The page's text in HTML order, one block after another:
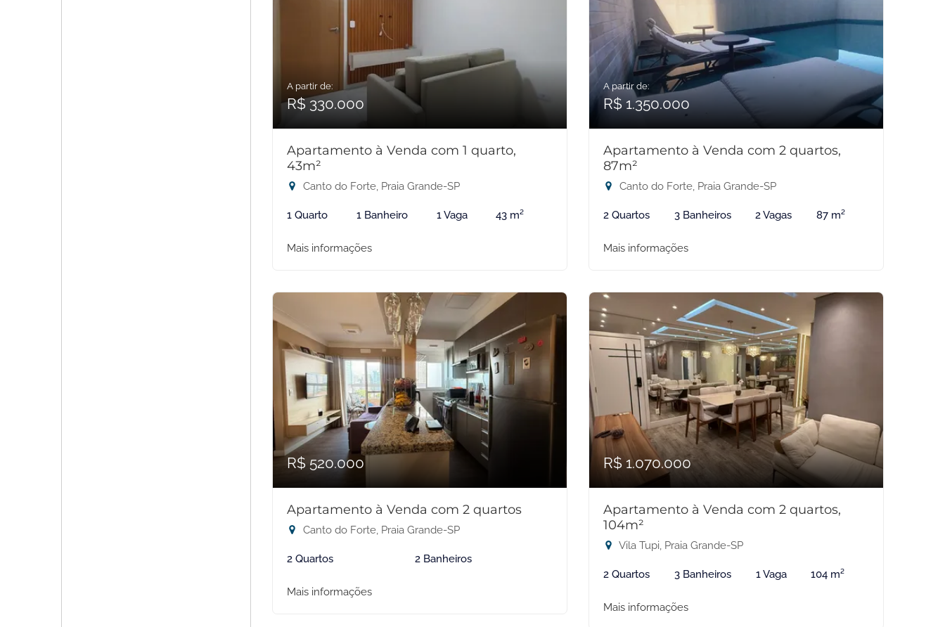
A partir de:
R$ 330.000
Apartamento à Venda com 1 quarto,
43m²
Canto do Forte, Praia Grande-SP
1 Quarto 1 Banheiro 1 Vaga 43 m²
Mais informações
A partir de:
R$ 1.350.000
Apartamento à Venda com 2 quartos,
87m²
Canto do Forte, Praia Grande-SP
2 Quartos 3 Banheiros 2 Vagas 87 m²
Mais informações
R$ 520.000
Apartamento à Venda com 2 quartos
Canto do Forte, Praia Grande-SP
2 Quartos 2 Banheiros
Mais informações
R$ 1.070.000
Apartamento à Venda com 2 quartos,
104m²
Vila Tupi, Praia Grande-SP
2 Quartos 3 Banheiros 1 Vaga 104 m²
Mais informações